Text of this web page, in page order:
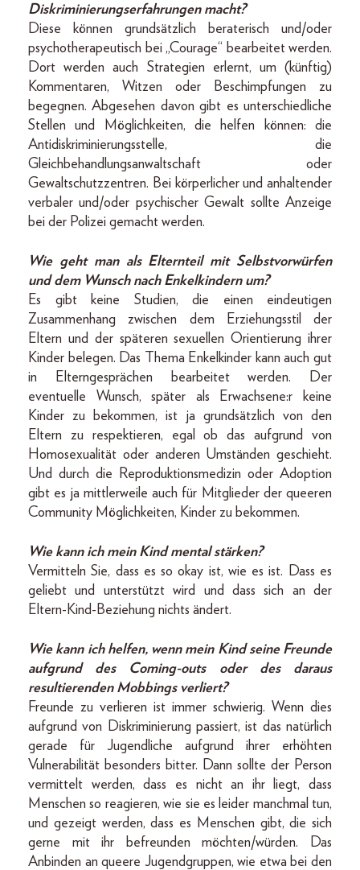
Diskriminierungserfahrungen macht?
Diese können grundsätzlich beraterisch und/oder
psychotherapeutisch bei „Courage“ bearbeitet werden.
Dort werden auch Strategien erlernt, um (künftig)
Kommentaren, Witzen oder Beschimpfungen zu
begegnen. Abgesehen davon gibt es unterschiedliche
Stellen und Möglichkeiten, die helfen können: die
Antidiskriminierungsstelle, die
Gleichbehandlungsanwaltschaft oder
Gewaltschutzzentren. Bei körperlicher und anhaltender
verbaler und/oder psychischer Gewalt sollte Anzeige
bei der Polizei gemacht werden.
Wie geht man als Elternteil mit Selbstvorwürfen
und dem Wunsch nach Enkelkindern um?
Es gibt keine Studien, die einen eindeutigen
Zusammenhang zwischen dem Erziehungsstil der
Eltern und der späteren sexuellen Orientierung ihrer
Kinder belegen. Das Thema Enkelkinder kann auch gut
in Elterngesprächen bearbeitet werden. Der
eventuelle Wunsch, später als Erwachsene:r keine
Kinder zu bekommen, ist ja grundsätzlich von den
Eltern zu respektieren, egal ob das aufgrund von
Homosexualität oder anderen Umständen geschieht.
Und durch die Reproduktionsmedizin oder Adoption
gibt es ja mittlerweile auch für Mitglieder der queeren
Community Möglichkeiten, Kinder zu bekommen.
Wie kann ich mein Kind mental ­stärken?
Vermitteln Sie, dass es so okay ist, wie es ist. Dass es
geliebt und unterstützt wird und dass sich an der
Eltern-Kind-Beziehung nichts ändert.
Wie kann ich helfen, wenn mein Kind seine Freunde
aufgrund des ­Coming-outs oder des daraus
resultierenden Mobbings verliert?
Freunde zu verlieren ist immer schwierig. Wenn dies
aufgrund von Diskriminierung passiert, ist das natürlich
gerade für Jugendliche aufgrund ihrer erhöhten
Vulnerabilität besonders bitter. Dann sollte der Person
vermittelt werden, dass es nicht an ihr liegt, dass
Menschen so reagieren, wie sie es leider manchmal tun,
und gezeigt werden, dass es Menschen gibt, die sich
gerne mit ihr befreunden möchten/würden. Das
Anbinden an queere Jugendgruppen, wie etwa bei den